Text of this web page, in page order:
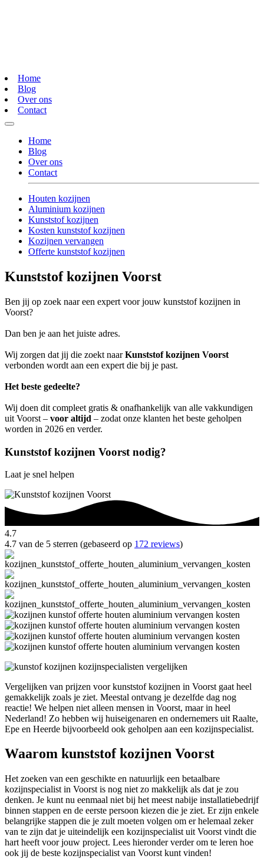
Home
Blog
Over ons
Contact
Home
Blog
Over ons
Contact
Houten kozijnen
Aluminium kozijnen
Kunststof kozijnen
Kosten kunststof kozijnen
Kozijnen vervangen
Offerte kunststof kozijnen
Kunststof kozijnen Voorst
Ben jij op zoek naar een expert voor jouw kunststof kozijnen in
Voorst?
Dan ben je aan het juiste adres.
Wij zorgen dat jij die zoekt naarKunststof kozijnen Voorst
verbonden wordt aan een expert die bij je past.
Het beste gedeelte?
Wij doen dit compleet gratis & onafhankelijk van alle vakkundigen
uit Voorst – voor altijd – zodat onze klanten het beste geholpen
worden in 2026 en verder.
Kunststof kozijnen Voorst nodig?
Laat je snel helpen
4.7
4.7 van de 5 sterren (gebaseerd op 172 reviews)
Vergelijken van prijzen voor kunststof kozijnen in Voorst gaat heel
gemakkelijk zoals je ziet. Meestal ontvang je dezelfde dag nog
reactie! We helpen niet alleen mensen in Voorst, maar in heel
Nederland! Zo hebben wij huiseigenaren en ondernemers uit Raalte,
Epe en Heerde bijvoorbeeld ook geholpen aan een kozijnspecialist.
Waarom kunststof kozijnen Voorst
Het zoeken van een geschikte en natuurlijk een betaalbare
kozijnspecialist in Voorst is nog niet zo makkelijk als dat je zou
denken. Je kunt nu eenmaal niet bij het meest nabije installatiebedrijf
binnen stappen en de eerste persoon kiezen die je ziet. Er zijn enkele
belangrijke stappen die je zult moeten volgen om er helemaal zeker
van te zijn dat je uiteindelijk een kozijnspecialist uit Voorst vindt die
hart heeft voor jouw project. Lees hieronder verder om te leren hoe
ook jij de beste kozijnspecialist van Voorst kunt vinden!